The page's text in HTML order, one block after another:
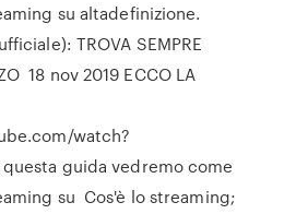
su altadefinizione.
TROVA SEMPRE
18 nov 2019 ECCO LA
watch?
questa guida vedremo come
su Cos'è lo streaming;